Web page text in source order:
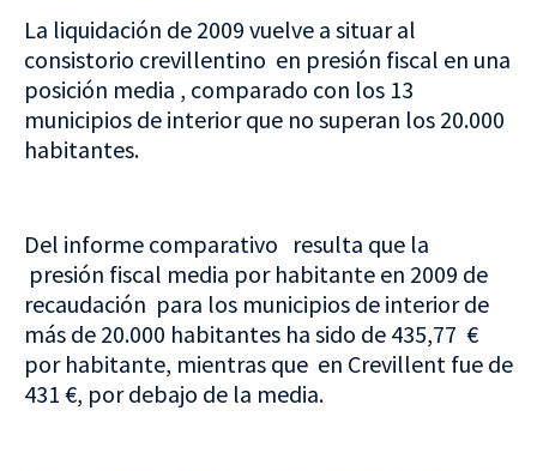
La liquidación de 2009 vuelve a situar al
consistorio crevillentino en presión fiscal en una
posición media , comparado con los 13
municipios de interior que no superan los 20.000
habitantes.
Del informe comparativo resulta que la
presión fiscal media por habitante en 2009 de
recaudación para los municipios de interior de
más de 20.000 habitantes ha sido de 435,77 €
por habitante, mientras que en Crevillent fue de
431 €, por debajo de la media.